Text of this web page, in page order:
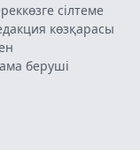
сілтеме
көзқарасы
беруші